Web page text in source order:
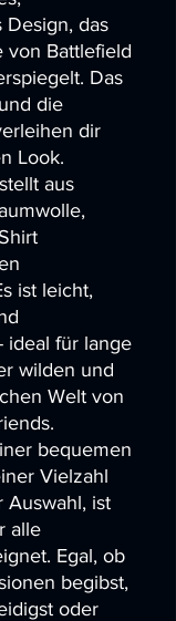
Design, das
von Battlefield
Das
die
dir
Look.
aus
ist leicht,
ideal für lange
wilden und
Welt von
bequemen
Vielzahl
Auswahl, ist
alle
Egal, ob
begibst,
oder